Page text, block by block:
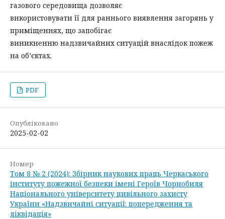
газового середовища дозволяє
використовувати її для раннього виявлення загорянь у
приміщеннях, що запобігає
виникненню надзвичайних ситуацій внаслідок пожеж
на об’єктах.
PDF
Опубліковано
2025-02-02
Номер
Том 8 № 2 (2024): Збірник наукових праць Черкаського
інституту пожежної безпеки імені Героїв Чорнобиля
Національного університету цивільного захисту
України «Надзвичайні ситуації: попередження та
ліквідація»